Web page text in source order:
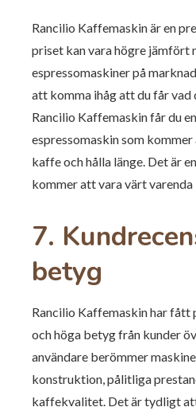
Rancilio Kaffemaskin är en
priset kan vara högre jämfört
espressomaskiner på
att komma ihåg att du får
Rancilio Kaffemaskin får du
espressomaskin som
kaffe och hålla länge. Det är
kommer att vara värt varenda
7.
betyg
Rancilio Kaffemaskin har fått
och höga betyg från kunder
användare berömmer
konstruktion, pålitliga
kaffekvalitet. Det är tydligt